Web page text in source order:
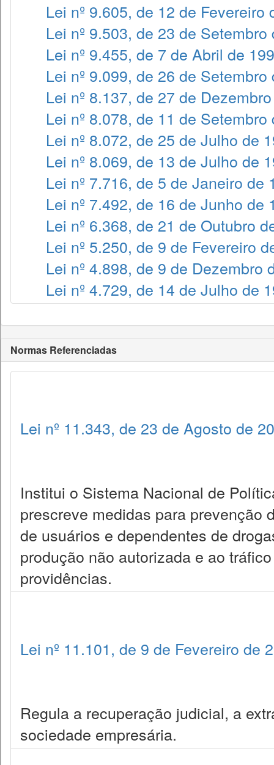
Lei nº 9.605, de 12 de Fevereiro
Lei nº 9.503, de 23 de Setembro
Lei nº 9.455, de 7 de Abril de
Lei nº 9.099, de 26 de Setembro
Lei nº 8.137, de 27 de
Lei nº 8.078, de 11 de Setembro
Lei nº 8.072, de 25 de Julho de
Lei nº 8.069, de 13 de Julho de
Lei nº 7.716, de 5 de Janeiro de
Lei nº 7.492, de 16 de Junho de
Lei nº 6.368, de 21 de Outubro
Lei nº 5.250, de 9 de Fevereiro
Lei nº 4.898, de 9 de Dezembro
Lei nº 4.729, de 14 de Julho de
Normas Referenciadas
Lei nº 11.343, de 23 de Agosto de
Institui o Sistema Nacional de
prescreve medidas para prevenção
de usuários e dependentes de
produção não autorizada e ao
providências.
Lei nº 11.101, de 9 de Fevereiro de
Regula a recuperação judicial, a
sociedade empresária.